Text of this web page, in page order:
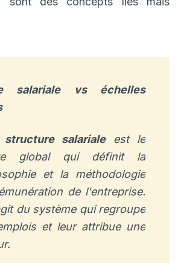
salariale vs échelles
structure salarialeest le
globalqui définit la
et la méthodologie
de l'entreprise.
du système qui regroupe
et leur attribue une